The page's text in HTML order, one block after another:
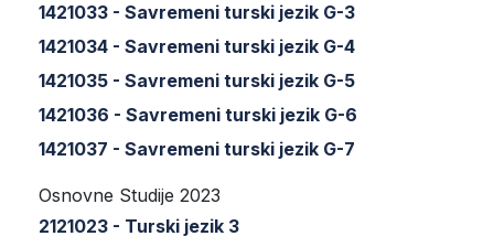
1421033 - Savremeni turski jezik G-3
1421034 - Savremeni turski jezik G-4
1421035 - Savremeni turski jezik G-5
1421036 - Savremeni turski jezik G-6
1421037 - Savremeni turski jezik G-7
Osnovne Studije 2023
2121023 - Turski jezik 3